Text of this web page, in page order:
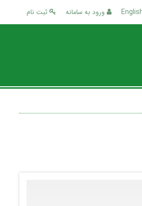
ثبت نام ورود به سامانه